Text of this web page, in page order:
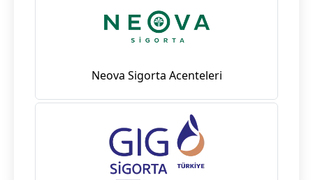
Neova Sigorta Acenteleri